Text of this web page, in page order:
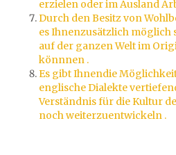
erzielen oder im Ausland
Durch den Besitz von
es Ihnenzusätzlich möglich
auf der ganzen Welt im
könnnen .
Es gibt Ihnendie
englische Dialekte
Verständnis für die Kultur
noch weiterzuentwickeln .